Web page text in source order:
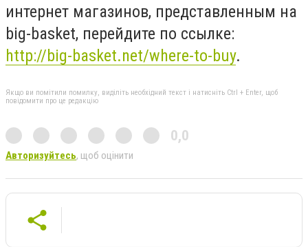
интернет магазинов, представленным на
big-basket, перейдите по ссылке:
http://big-basket.net/where-to-buy.
Якщо ви помітили помилку, виділіть необхідний текст і натисніть Ctrl + Enter, щоб
повідомити про це редакцію
0,0
Авторизуйтесь, щоб оцінити